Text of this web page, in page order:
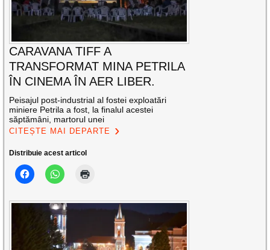
CARAVANA TIFF A
TRANSFORMAT MINA PETRILA
ÎN CINEMA ÎN AER LIBER.
Peisajul post-industrial al fostei exploatări
miniere Petrila a fost, la finalul acestei
săptămâni, martorul unei
CITEȘTE MAI DEPARTE
Distribuie acest articol